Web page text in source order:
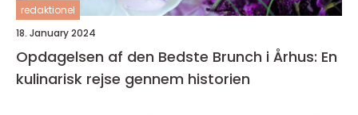
redaktionel
18. January 2024
Opdagelsen af den Bedste Brunch i Århus: En
kulinarisk rejse gennem historien